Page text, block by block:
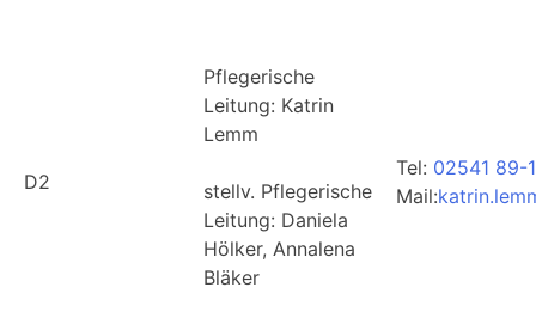
D2
Pflegerische
Leitung: Katrin
Lemm
stellv. Pflegerische
Leitung: Daniela
Hölker, Annalena
Bläker
Tel: 02541 89-
Mail: